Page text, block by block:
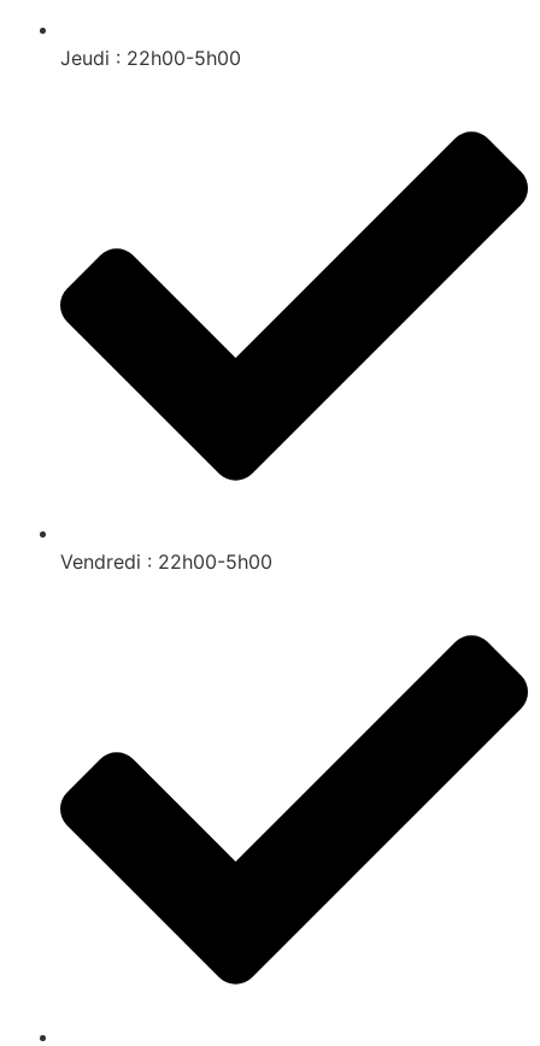
Jeudi : 22h00-5h00
Vendredi : 22h00-5h00